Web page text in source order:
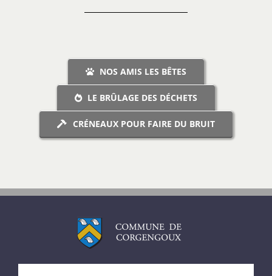
NOS AMIS LES BÊTES
LE BRÛLAGE DES DÉCHETS
CRÉNEAUX POUR FAIRE DU BRUIT